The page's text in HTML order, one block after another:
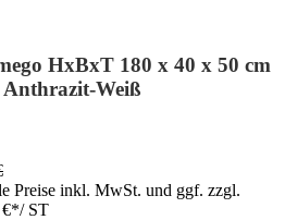
HxBxT 180 x 40 x 50 cm
Weiß
Preise inkl. MwSt. und ggf. zzgl.
*/ ST